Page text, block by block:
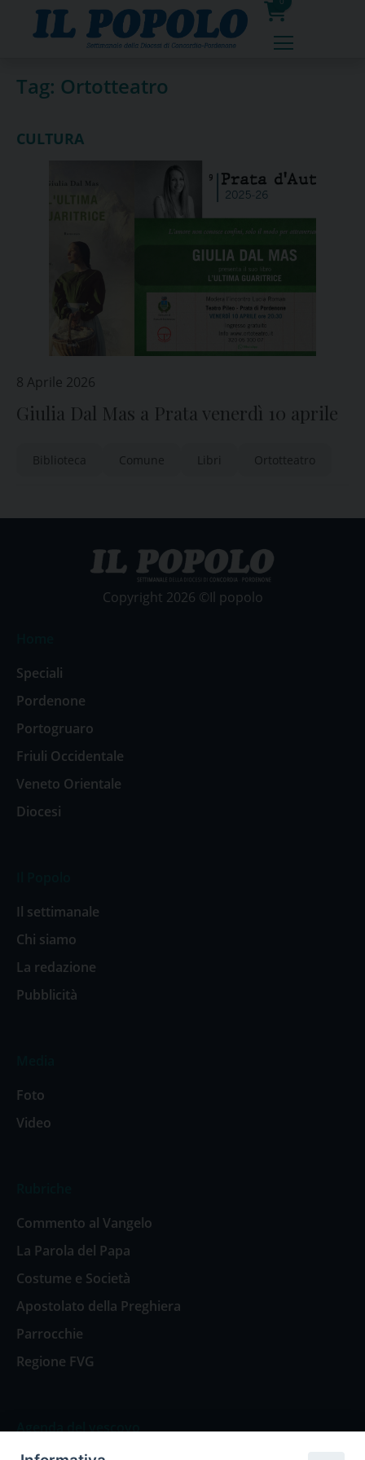
0
prodotti
Tag: Ortotteatro
CULTURA
8 Aprile 2026
Giulia Dal Mas a Prata venerdì 10 aprile
Biblioteca Comune Libri Ortotteatro
Copyright 2026 ©Il popolo
Speciali
Pordenone
Portogruaro
Friuli Occidentale
Veneto Orientale
Diocesi
Il settimanale
Chi siamo
La redazione
Pubblicità
Foto
Video
Commento al Vangelo
La Parola del Papa
Costume e Società
Apostolato della Preghiera
Parrocchie
Regione FVG
Agenda del vescovo